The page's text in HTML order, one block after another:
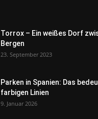
Torrox – Ein weißes Dorf
Bergen
23. September 2023
Parken in Spanien: Das
farbigen Linien
9. Januar 2026